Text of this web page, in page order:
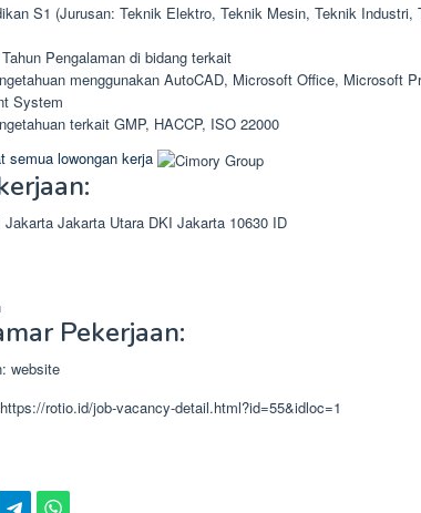
S1 (Jurusan: Teknik Elektro, Teknik Mesin, Teknik Industri,
Pengalaman di bidang terkait
menggunakan AutoCAD, Microsoft Office, Microsoft
System
terkait GMP, HACCP, ISO 22000
semua lowongan kerja
Jakarta Jakarta Utara DKI Jakarta 10630 ID
Pekerjaan:
website
rotio.id/job-vacancy-detail.html?id=55&idloc=1